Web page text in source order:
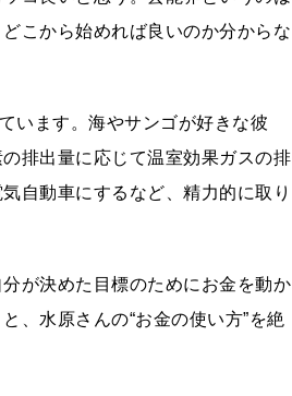
こから始めれば良いのか分からな
います。海やサンゴが好きな彼
排出量に応じて温室効果ガスの排
自動車にするなど、精力的に取り
が決めた目標のためにお金を動か
、水原さんの“お金の使い方”を絶